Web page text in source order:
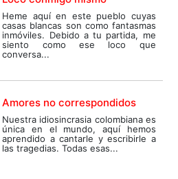
Heme aquí en este pueblo cuyas
casas blancas son como fantasmas
inmóviles. Debido a tu partida, me
siento como ese loco que
conversa...
Amores no correspondidos
Nuestra idiosincrasia colombiana es
única en el mundo, aquí hemos
aprendido a cantarle y escribirle a
las tragedias. Todas esas...